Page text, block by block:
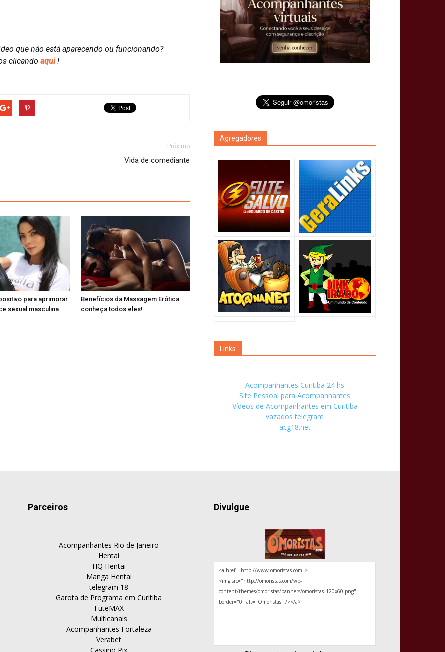
que não está aparecendo ou funcionando?
clicando aqui!
Próximo
Vida de comediante
para aprimorar
sexual masculina
Benefícios da Massagem Erótica:
conheça todos eles!
Agregadores
Links
Acompanhantes Curitiba 24 hs
Site Pessoal para Acompanhantes
Vídeos de Acompanhantes em Curitiba
vazados telegram
acg18.net
Parceiros
Acompanhantes Rio de Janeiro
Hentai
HQ Hentai
Manga Hentai
telegram 18
Garota de Programa em Curitiba
FuteMAX
Multicanais
Acompanhantes Fortaleza
Verabet
Divulgue